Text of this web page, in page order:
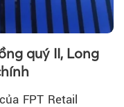
quý II, Long
FPT Retail